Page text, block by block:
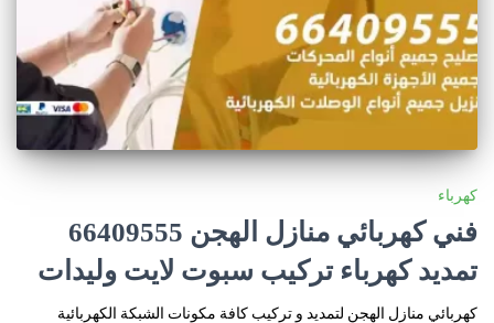
كهرباء
فني كهربائي منازل الهجن 66409555
تمديد كهرباء تركيب سبوت لايت وليدات
كهربائي منازل الهجن لتمديد و تركيب كافة مكونات الشبكة الكهربائية